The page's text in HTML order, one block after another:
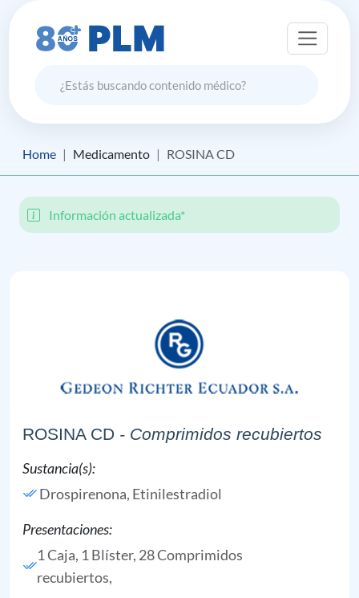
Home Medicamento ROSINA CD
Información actualizada*
ROSINA CD - Comprimidos recubiertos
Sustancia(s):
Drospirenona, Etinilestradiol
Presentaciones:
1 Caja, 1 Blíster, 28 Comprimidos
recubiertos,